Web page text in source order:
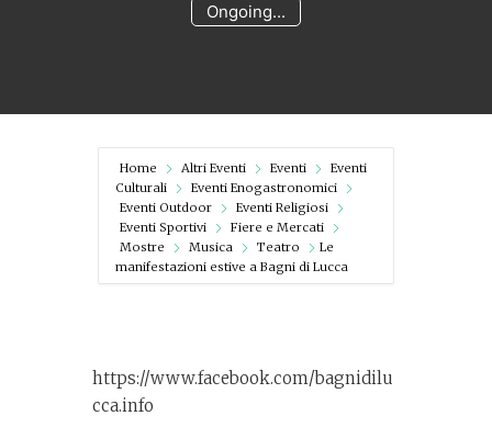
Ongoing...
Home Altri Eventi Eventi
Eventi
Culturali
Eventi Enogastronomici
Eventi Outdoor
Eventi Religiosi
Eventi Sportivi
Fiere e Mercati
Mostre
Musica Teatro
Le
manifestazioni estive a Bagni di Lucca
https://www.facebook.com/bagnidilu
cca.info